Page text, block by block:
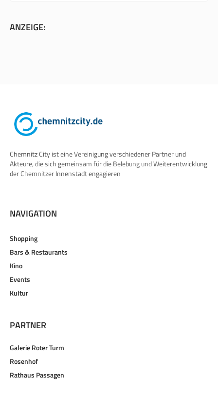
ANZEIGE:
Chemnitz City ist eine Vereinigung verschiedener Partner und
Akteure, die sich gemeinsam für die Belebung und Weiterentwicklung
der Chemnitzer Innenstadt engagieren
NAVIGATION
Shopping
Bars & Restaurants
Kino
Events
Kultur
PARTNER
Galerie Roter Turm
Rosenhof
Rathaus Passagen